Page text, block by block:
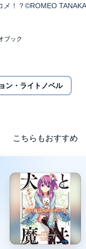
メ！？©ROMEO
ン・ライトノベル
こちらもおすすめ